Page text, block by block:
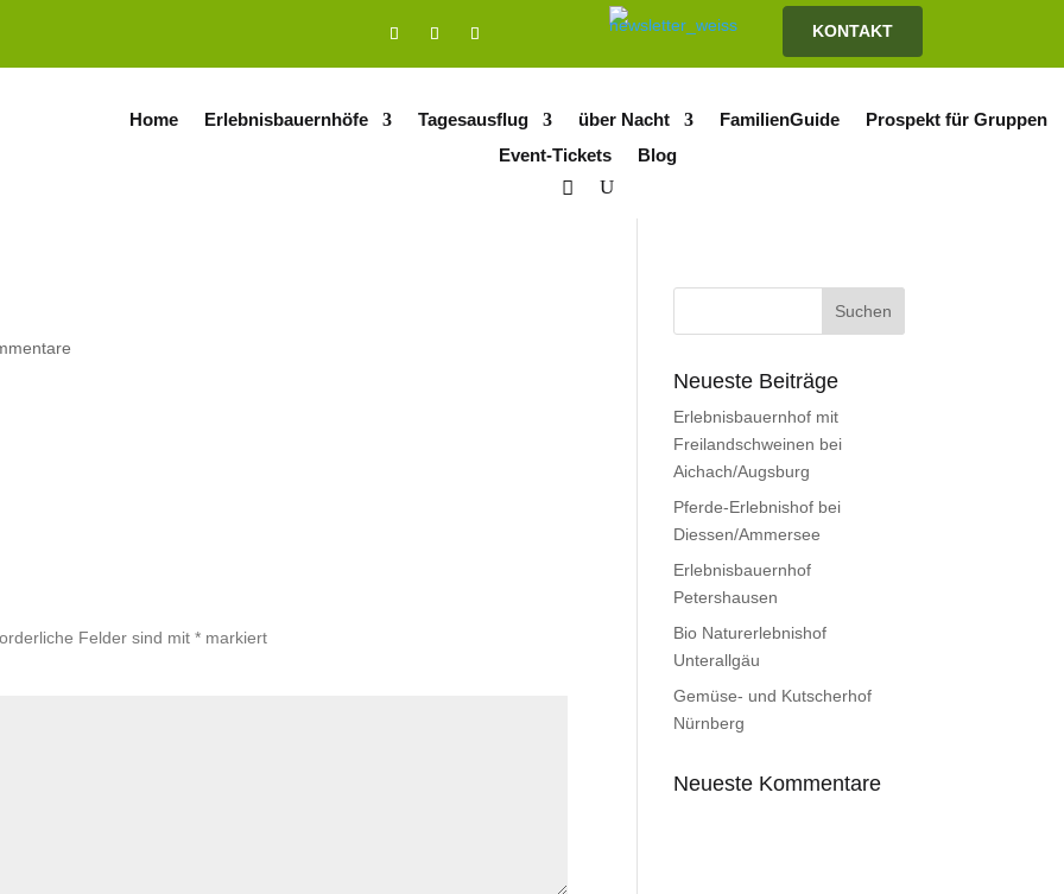
KONTAKT
Home Erlebnisbauernhöfe Tagesausflug über Nacht FamilienGuide
Prospekt für Gruppen
Event-Tickets
Blog
Felder sind mit* markiert
Neueste Beiträge
Erlebnisbauernhof mit
Freilandschweinen bei
Aichach/Augsburg
Pferde-Erlebnishof bei
Diessen/Ammersee
Erlebnisbauernhof
Petershausen
Bio Naturerlebnishof
Unterallgäu
Gemüse- und Kutscherhof
Nürnberg
Neueste Kommentare